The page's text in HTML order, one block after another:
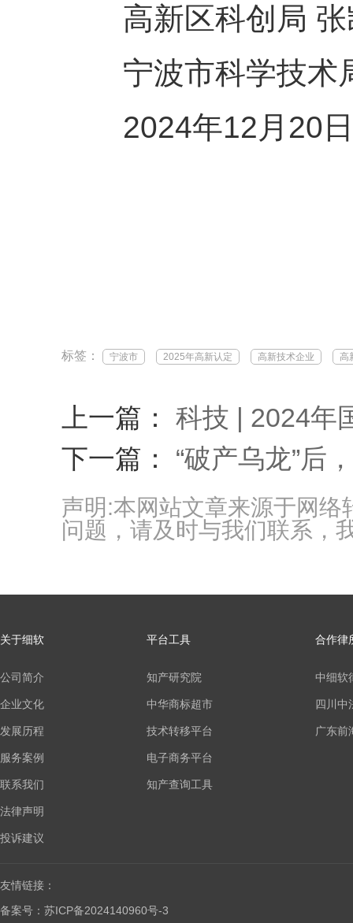
高新区科创局 张
宁波市科学技术
2024年12月20日
标签： 宁波市 2025年高新认定 高新技术企业 高
上一篇： 科技 | 2024年
下一篇： “破产乌龙”后
声明:本网站文章来源于网
问题，请及时与我们联系，
关于细软
公司简介
企业文化
发展历程
服务案例
联系我们
法律声明
投诉建议
平台工具
知产研究院
中华商标超市
技术转移平台
电子商务平台
知产查询工具
合作律
中细软
四川中
广东前
友情链接：
备案号：苏ICP备2024140960号-3